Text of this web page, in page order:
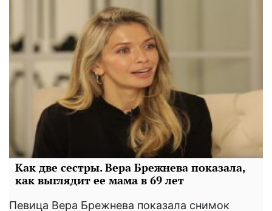
Как две сестры. Вера Брежнева показала,
как выглядит ее мама в 69 лет
Певица Вера Брежнева показала снимок